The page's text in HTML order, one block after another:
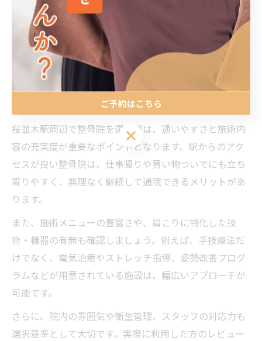
肩こりの主な原因には、長時間のデスクワークや姿勢不
良、運動不足などが挙げられます。整骨院での施術は、
こうした原因に直接働きかけるため、慢性的な症状に悩
む方に特におすすめです。
桜並木駅近くの整骨院利用で重視したい項目
桜並木駅周辺で整骨院を選ぶ際は、通いやすさと施術内
容の充実度が重要なポイントとなります。駅からのアク
セスが良い整骨院は、仕事帰りや買い物ついでにも立ち
寄りやすく、無理なく継続して通院できるメリットがあ
ります。
また、施術メニューの豊富さや、肩こりに特化した技
術・機器の有無も確認しましょう。例えば、手技療法だ
けでなく、電気治療やストレッチ指導、姿勢改善プログ
ラムなどが用意されている施設は、幅広いアプローチが
可能です。
さらに、院内の雰囲気や衛生管理、スタッフの対応力も
選択基準として大切です。実際に利用した方のレビュー
ご予約はこちら
ご予約はこちら